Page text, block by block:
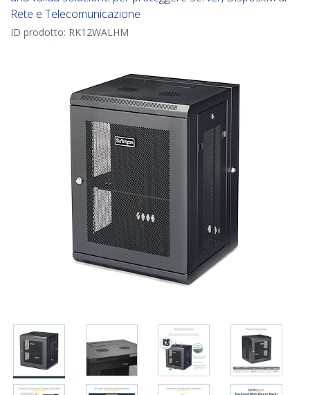
Rete e Telecomunicazione
ID prodotto: RK12WALHM